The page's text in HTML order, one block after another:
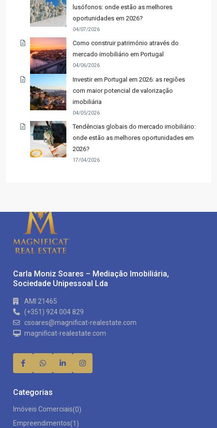
lusófonos: onde estão as melhores
oportunidades em 2026?
04/07/2026
Como construir património através do
mercado imobiliário em Portugal
04/06/2026
Investir em Portugal em 2026: as regiões
com maior potencial de valorização
imobiliária
04/05/2026
Tendências globais do mercado imobiliário:
onde estão as melhores oportunidades em
2026?
17/04/2026
Carla Moniz Soares – Mediação Imobiliária,
Sociedade Unipessoal Lda
AMI 21465
(+351) 924 004 829
csoares@magnificat-realestate.com
magnificat-realestate.com
Categorias
Imóveis Comerciais(0)
Empreendimentos(1)